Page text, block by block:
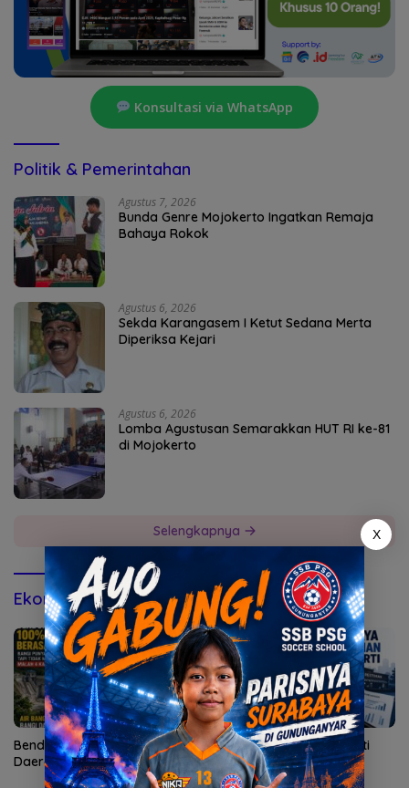
Konsultasi via WhatsApp
Politik & Pemerintahan
Agustus 7, 2026
Bunda Genre Mojokerto Ingatkan Remaja
Bahaya Rokok
Agustus 6, 2026
Sekda Karangasem I Ketut Sedana Merta
Diperiksa Kejari
Agustus 6, 2026
Lomba Agustusan Semarakkan HUT RI ke-81
di Mojokerto
Selengkapnya
Ekonomi & Bisnis
Bendungan Sidan Airi Empat
Daerah, Bangli Dapat Apa?
Kepatuhan AG Ny Suharti
Diperiksa Otoritas Pajak
Surabaya
X